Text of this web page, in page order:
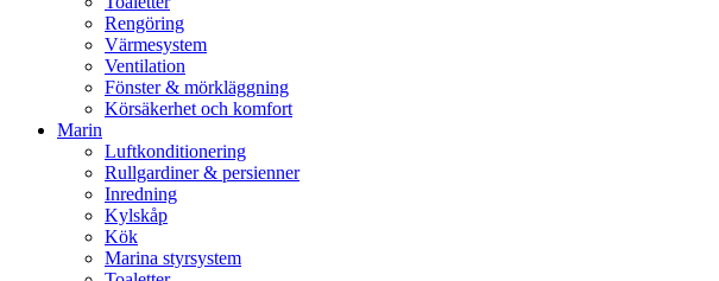
Rengöring
Värmesystem
Ventilation
Fönster & mörkläggning
Körsäkerhet och komfort
Marin
Luftkonditionering
Rullgardiner & persienner
Inredning
Kylskåp
Kök
Marina styrsystem